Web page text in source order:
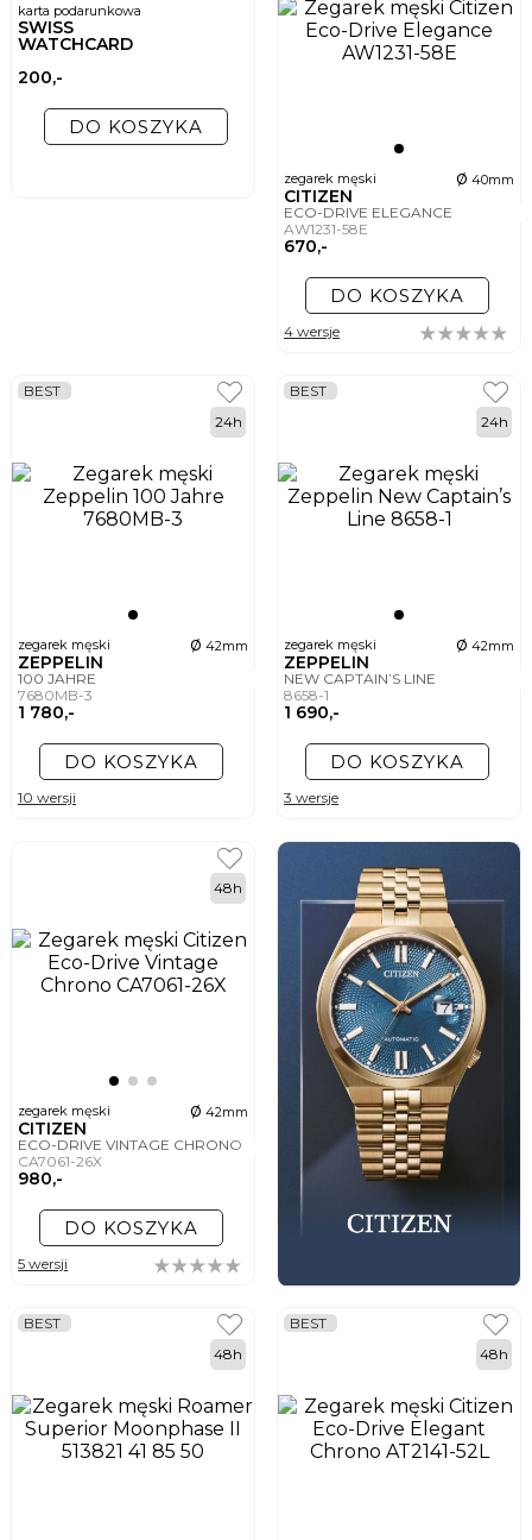
karta podarunkowa
SWISS
WATCHCARD
200,-
DO KOSZYKA
zegarek męski ø 40mm
CITIZEN
ECO-DRIVE ELEGANCE
AW1231-58E
670,-
DO KOSZYKA
4 wersje
zegarek męski ø 42mm
ZEPPELIN
100 JAHRE
7680MB-3
1 780,-
BEST
24h
DO KOSZYKA
10 wersji
zegarek męski ø 42mm
ZEPPELIN
NEW CAPTAIN’S LINE
8658-1
1 690,-
BEST
24h
DO KOSZYKA
3 wersje
zegarek męski ø 42mm
CITIZEN
ECO-DRIVE VINTAGE CHRONO
CA7061-26X
980,-
48h
DO KOSZYKA
5 wersji
BEST
48h
BEST
48h